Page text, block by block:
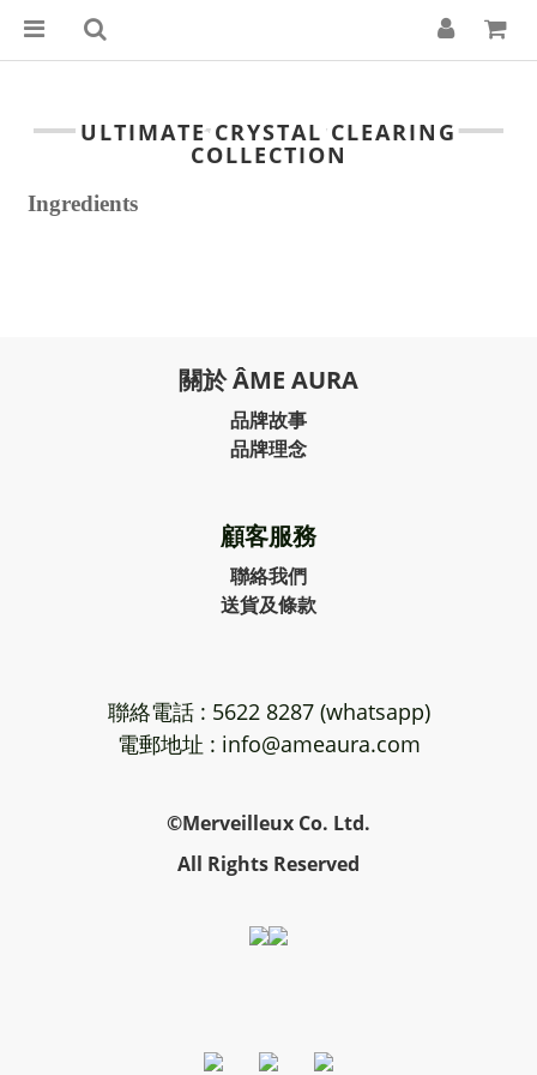
ULTIMATE CRYSTAL CLEARING
COLLECTION
Ingredients
關於 ÂME AURA
品牌故事
品牌理念
顧客服務
聯絡我們
送貨及條款
聯絡電話 : 5622 8287 (whatsapp)
電郵地址 : info@ameaura.com
©Merveilleux Co. Ltd.
All Rights Reserved